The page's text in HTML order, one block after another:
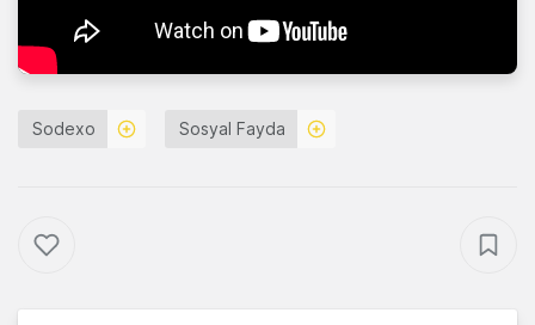
Sodexo Sosyal Fayda